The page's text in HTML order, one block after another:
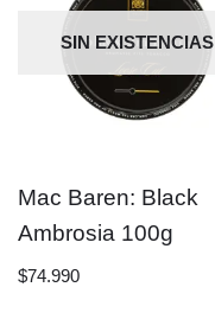
SIN EXISTENCIAS
Mac Baren: Black
Ambrosia 100g
$74.990